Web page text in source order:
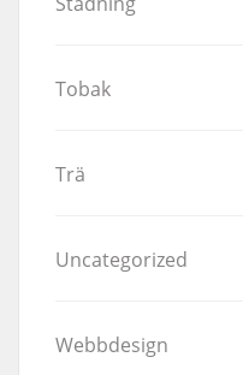
Tobak
Trä
Uncategorized
Webbdesign